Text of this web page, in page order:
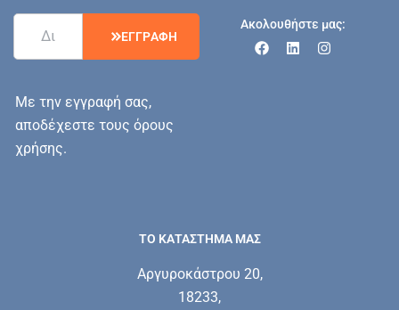
ΕΓΓΡΑΦΗ
Με την εγγραφή σας,
αποδέχεστε τους όρους
χρήσης.
Ακολουθήστε μας:
ΤΟ ΚΑΤΑΣΤΗΜΑ ΜΑΣ
Αργυροκάστρου 20,
18233,